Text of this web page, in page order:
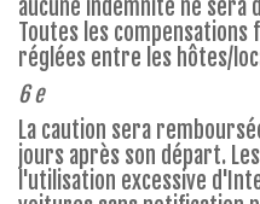
aucune indemnité ne sera
Toutes les
réglées entre les hôtes/
6 e
La caution sera
jours après son départ.
l'utilisation excessive